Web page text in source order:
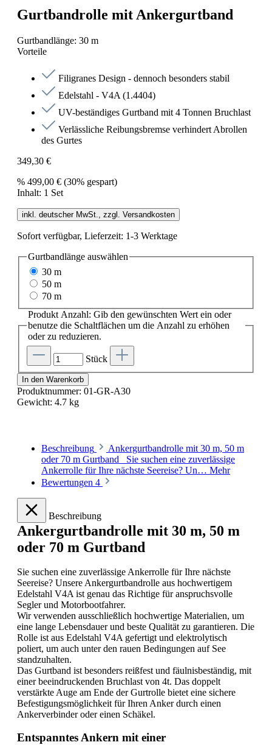
Gurtbandrolle mit Ankergurtband
Gurtbandlänge: 30 m
Vorteile
Filigranes Design - dennoch besonders stabil
Edelstahl - V4A (1.4404)
UV-beständiges Gurtband mit 4 Tonnen Bruchlast
Verlässliche Reibungsbremse verhindert Abrollen
des Gurtes
349,30 €
% 499,00 € (30% gespart)
Inhalt: 1 Set
inkl. deutscher MwSt., zzgl. Versandkosten
Sofort verfügbar, Lieferzeit: 1-3 Werktage
Gurtbandlänge auswählen
30 m
50 m
70 m
Produkt Anzahl: Gib den gewünschten Wert ein oder
benutze die Schaltflächen um die Anzahl zu erhöhen
oder zu reduzieren.
Stück
In den Warenkorb
Produktnummer: 01-GR-A30
Gewicht: 4.7 kg
Beschreibung
Ankergurtbandrolle mit 30 m, 50 m
oder 70 m Gurtband Sie suchen eine zuverlässige
Ankerrolle für Ihre nächste Seereise? Un… Mehr
Bewertungen 4
Beschreibung
Ankergurtbandrolle mit 30 m, 50 m
oder 70 m Gurtband
Sie suchen eine zuverlässige Ankerrolle für Ihre nächste
Seereise? Unsere Ankergurtbandrolle aus hochwertigem
Edelstahl V4A ist genau das Richtige für anspruchsvolle
Segler und Motorbootfahrer.
Wir verwenden ausschließlich hochwertige Materialien, um
eine lange Lebensdauer und beste Qualität zu garantieren. Die
Rolle ist aus Edelstahl V4A gefertigt und elektrolytisch
poliert, um auch unter den rauen Bedingungen auf See
standzuhalten.
Das Gurtband ist besonders reißfest und fäulnisbeständig, mit
einer beeindruckenden Bruchlast von 4t. Das doppelt
verstärkte Auge am Ende der Gurtrolle bietet eine sichere
Befestigungsmöglichkeit für Ihren Anker durch einen
Ankerverbinder oder einen Schäkel.
Entspanntes Ankern mit einer